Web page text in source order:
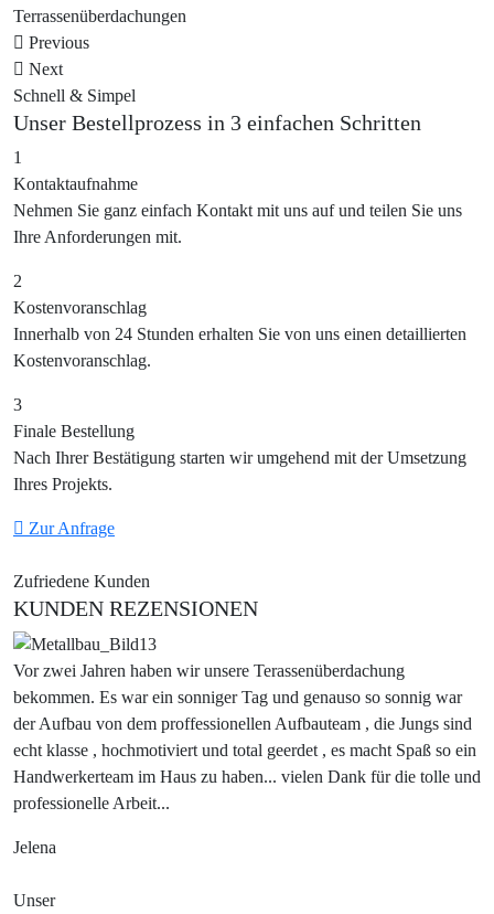
Terrassenüberdachungen
Previous
Next
Schnell & Simpel
Unser Bestellprozess in 3 einfachen Schritten
1
Kontaktaufnahme
Nehmen Sie ganz einfach Kontakt mit uns auf und teilen Sie uns
Ihre Anforderungen mit.
2
Kostenvoranschlag
Innerhalb von 24 Stunden erhalten Sie von uns einen detaillierten
Kostenvoranschlag.
3
Finale Bestellung
Nach Ihrer Bestätigung starten wir umgehend mit der Umsetzung
Ihres Projekts.
Zur Anfrage
Zufriedene Kunden
KUNDEN REZENSIONEN
Vor zwei Jahren haben wir unsere Terassenüberdachung
bekommen. Es war ein sonniger Tag und genauso so sonnig war
der Aufbau von dem proffessionellen Aufbauteam , die Jungs sind
echt klasse , hochmotiviert und total geerdet , es macht Spaß so ein
Handwerkerteam im Haus zu haben... vielen Dank für die tolle und
professionelle Arbeit...
Jelena
Unser